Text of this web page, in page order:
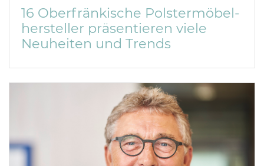
16 Oberfränkische Polstermöbel-
hersteller präsentieren viele
Neuheiten und Trends